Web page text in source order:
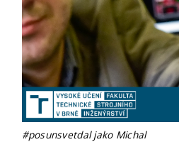
#posunsvetdal jako Michal